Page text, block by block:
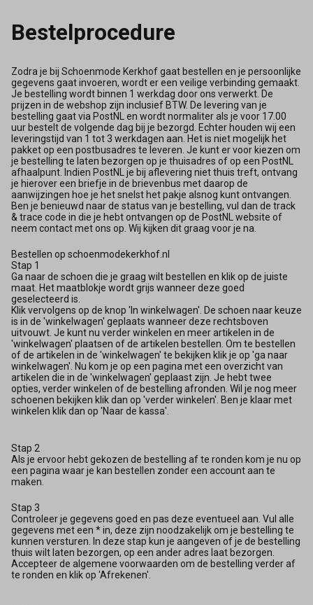
Bestelprocedure
Zodra je bij Schoenmode Kerkhof gaat bestellen en je persoonlijke
gegevens gaat invoeren, wordt er een veilige verbinding gemaakt.
Je bestelling wordt binnen 1 werkdag door ons verwerkt. De
prijzen in de webshop zijn inclusief BTW. De levering van je
bestelling gaat via PostNL en wordt normaliter als je voor 17.00
uur bestelt de volgende dag bij je bezorgd. Echter houden wij een
leveringstijd van 1 tot 3 werkdagen aan. Het is niet mogelijk het
pakket op een postbusadres te leveren. Je kunt er voor kiezen om
je bestelling te laten bezorgen op je thuisadres of op een PostNL
afhaalpunt. Indien PostNL je bij aflevering niet thuis treft, ontvang
je hierover een briefje in de brievenbus met daarop de
aanwijzingen hoe je het snelst het pakje alsnog kunt ontvangen.
Ben je benieuwd naar de status van je bestelling, vul dan de track
& trace code in die je hebt ontvangen op de PostNL website of
neem contact met ons op. Wij kijken dit graag voor je na.
Bestellen op schoenmodekerkhof.nl
Stap 1
Ga naar de schoen die je graag wilt bestellen en klik op de juiste
maat. Het maatblokje wordt grijs wanneer deze goed
geselecteerd is.
Klik vervolgens op de knop 'In winkelwagen'. De schoen naar keuze
is in de 'winkelwagen' geplaats wanneer deze rechtsboven
uitvouwt. Je kunt nu verder winkelen en meer artikelen in de
'winkelwagen' plaatsen of de artikelen bestellen. Om te bestellen
of de artikelen in de 'winkelwagen' te bekijken klik je op 'ga naar
winkelwagen'. Nu kom je op een pagina met een overzicht van
artikelen die in de 'winkelwagen' geplaast zijn. Je hebt twee
opties, verder winkelen of de bestelling afronden. Wil je nog meer
schoenen bekijken klik dan op 'verder winkelen'. Ben je klaar met
winkelen klik dan op 'Naar de kassa'.
Stap 2
Als je ervoor hebt gekozen de bestelling af te ronden kom je nu op
een pagina waar je kan bestellen zonder een account aan te
maken.
Stap 3
Controleer je gegevens goed en pas deze eventueel aan. Vul alle
gegevens met een * in, deze zijn noodzakelijk om je bestelling te
kunnen versturen. In deze stap kun je aangeven of je de bestelling
thuis wilt laten bezorgen, op een ander adres laat bezorgen.
Accepteer de algemene voorwaarden om de bestelling verder af
te ronden en klik op 'Afrekenen'.